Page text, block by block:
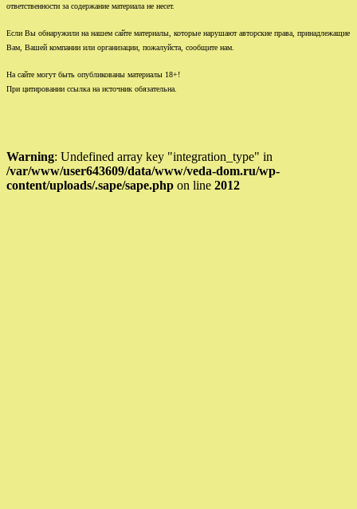
ответственности за содержание материала не несет.
Если Вы обнаружили на нашем сайте материалы, которые нарушают авторские права, принадлежащие
Вам, Вашей компании или организации, пожалуйста, сообщите нам.
На сайте могут быть опубликованы материалы 18+!
При цитировании ссылка на источник обязательна.
Warning: Undefined array key "integration_type" in
/var/www/user643609/data/www/veda-dom.ru/wp-
content/uploads/.sape/sape.php on line 2012